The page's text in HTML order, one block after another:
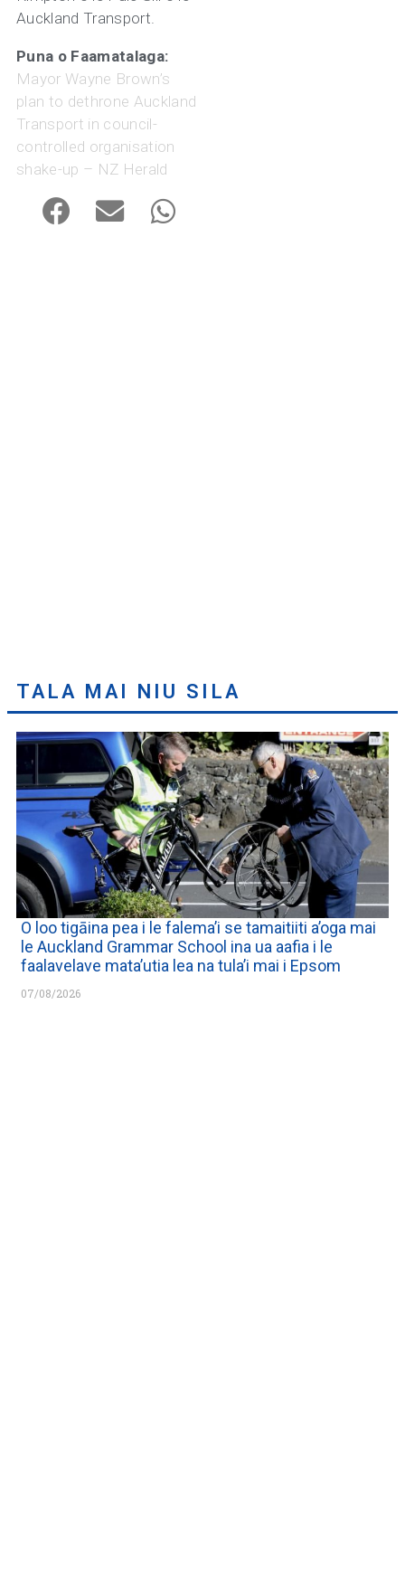
Auckland Transport.
Puna o Faamatalaga:
Mayor Wayne Brown’s
plan to dethrone Auckland
Transport in council-
controlled organisation
shake-up – NZ Herald
TALA MAI NIU SILA
O loo tigāina pea i le falema’i se tamaitiiti a’oga mai
le Auckland Grammar School ina ua aafia i le
faalavelave mata’utia lea na tula’i mai i Epsom
07/08/2026